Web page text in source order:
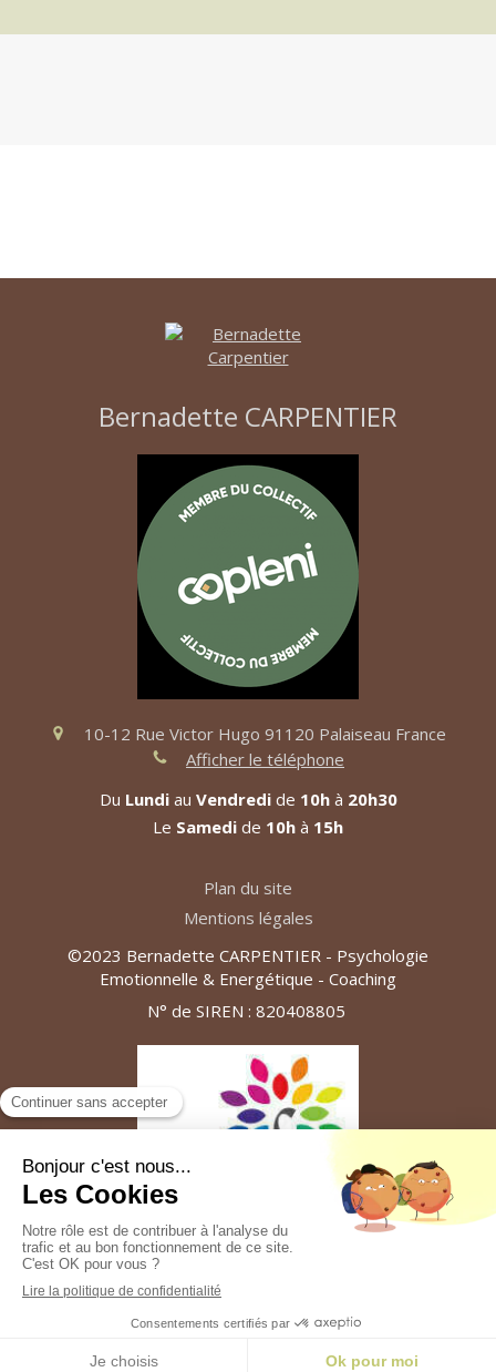
Bernadette CARPENTIER
10-12 Rue Victor Hugo 91120 Palaiseau France
Afficher le téléphone
Du Lundiau Vendredide 10hà 20h30
Le Samedi de 10h à 15h
Plan du site
Mentions légales
©2023 Bernadette CARPENTIER - Psychologie
Emotionnelle & Energétique - Coaching
N° de SIREN : 820408805
Création et référencement du site par Simplébo
Ce site a été proposé par